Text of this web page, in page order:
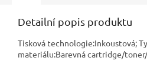
Detailní popis produktu
Tisková technologie:Inkoustová;
materiálu:Barevná cartridge/